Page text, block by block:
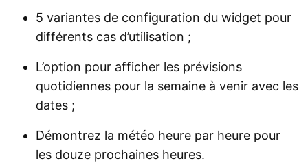
5 variantes de configuration du widget pour
différents cas d’utilisation ;
L’option pour afficher les prévisions
quotidiennes pour la semaine à venir avec les
dates ;
Démontrez la météo heure par heure pour
les douze prochaines heures.